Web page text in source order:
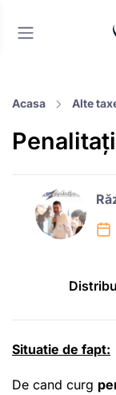
Acasa Alte
Situatie de fapt:
De cand curg